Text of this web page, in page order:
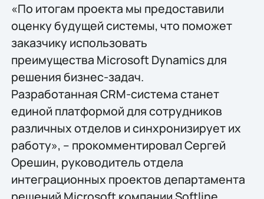
«По итогам проекта мы предоставили
оценку будущей системы, что поможет
заказчику использовать
преимущества Microsoft Dynamics для
решения бизнес-задач.
Разработанная CRM-система станет
единой платформой для сотрудников
различных отделов и синхронизирует их
работу», – прокомментировал Сергей
Орешин, руководитель отдела
интеграционных проектов департамента